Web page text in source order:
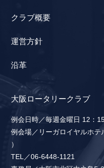
クラブ概要
運営方針
沿革
大阪ロータリークラブ
例会日時／毎週金曜日 12：
例会場／リーガロイヤルホテ
）
TEL／06-6448-1121